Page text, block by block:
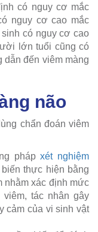
có nguy cơ mắc
nguy cơ cao mắc
có nguy cơ cao
lớn tuổi cũng có
dẫn đến viêm màng
não
chẩn đoán viêm
phápxét nghiệm
thực hiện bằng
nhằm xác định mức
viêm, tác nhân gây
cảm của vi sinh vật